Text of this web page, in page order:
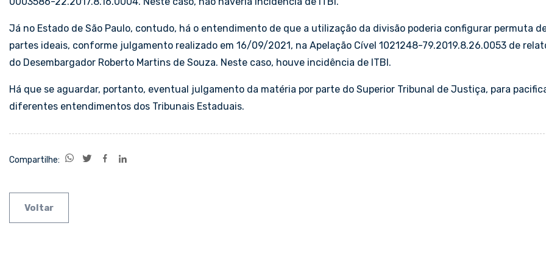
Já no Estado de São Paulo, contudo, há o entendimento de que a utilização da divisão poderia configurar permuta
partes ideais, conforme julgamento realizado em 16/09/2021, na Apelação Cível 1021248-79.2019.8.26.0053 de
do Desembargador Roberto Martins de Souza. Neste caso, houve incidência de ITBI.
Há que se aguardar, portanto, eventual julgamento da matéria por parte do Superior Tribunal de Justiça, para
diferentes entendimentos dos Tribunais Estaduais.
Compartilhe:
Voltar